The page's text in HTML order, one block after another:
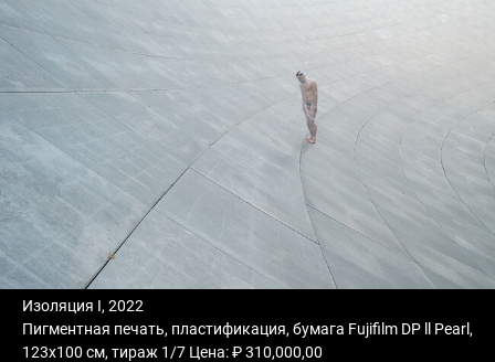
Изоляция I, 2022
Пигментная печать, пластификация, бумага Fujifilm DP ll Pearl,
123х100 см, тираж 1/7 Цена: ₽ 310,000,00